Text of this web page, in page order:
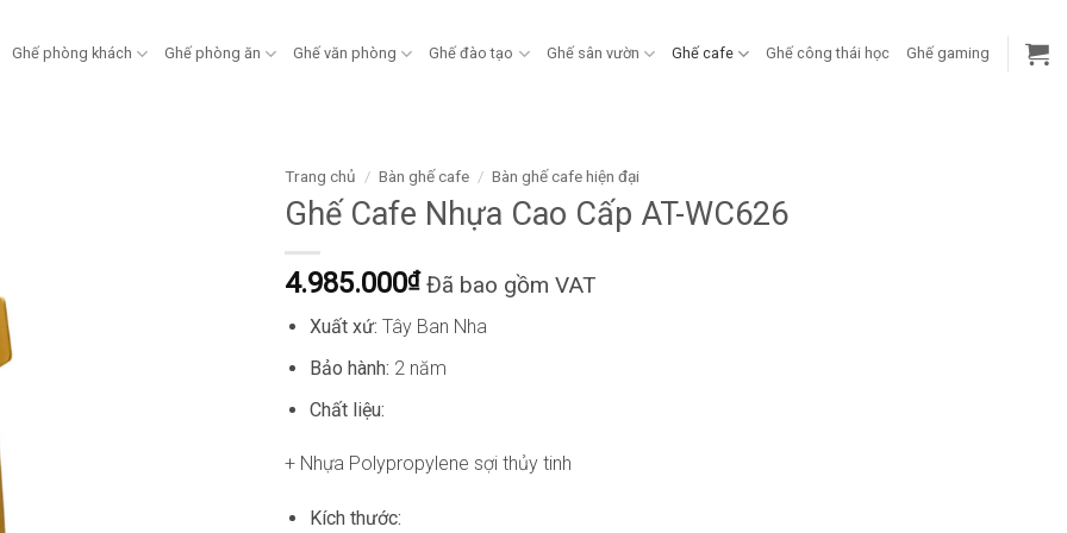
Ghế phòng khách Ghế phòng ăn Ghế văn phòng Ghế đào tạo Ghế sân vườn Ghế cafe Ghế công thái học Ghế gaming
Trang chủ / Bàn ghế cafe / Bàn ghế cafe hiện đại
Ghế Cafe Nhựa Cao Cấp AT-WC626
4.985.000₫ Đã bao gồm VAT
Xuất xứ: Tây Ban Nha
Bảo hành: 2 năm
Chất liệu:
+ Nhựa Polypropylene sợi thủy tinh
Kích thước: